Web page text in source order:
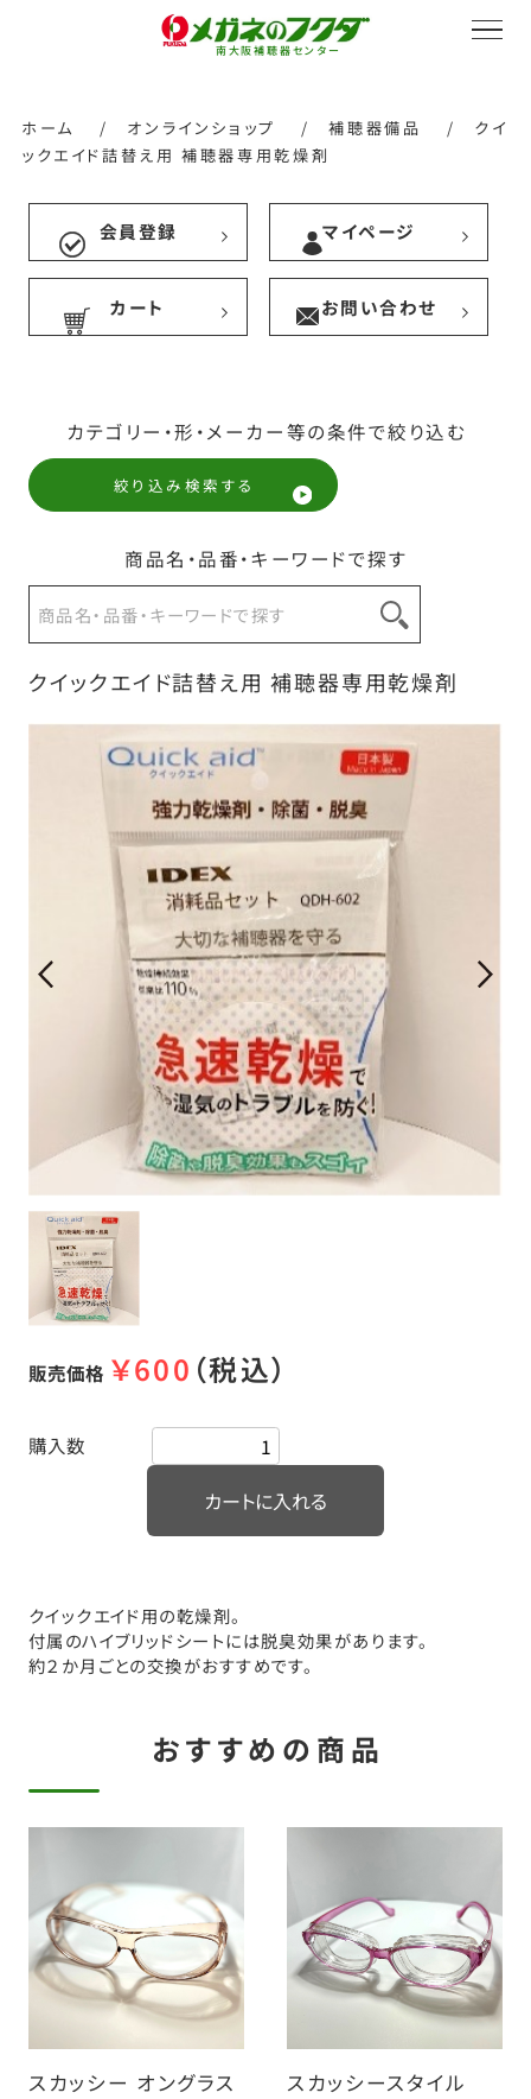
南大阪補聴器センター
サービス紹介
採用情報
ホーム / オンラインショップ /補聴器備品 / クイ
ックエイド詰替え用 補聴器専用乾燥剤
会員登録 マイページ
カート お問い合わせ
カテゴリー・形・メーカー等の条件で絞り込む
絞り込み検索する
商品名・品番・キーワードで探す
クイックエイド詰替え用 補聴器専用乾燥剤
販売価格 ￥600 （税込）
購入数
クイックエイド用の乾燥剤。
付属のハイブリッドシートには脱臭効果があります。
約２か月ごとの交換がおすすめです。
おすすめの商品
スカッシー オングラス
スカッシースタイル